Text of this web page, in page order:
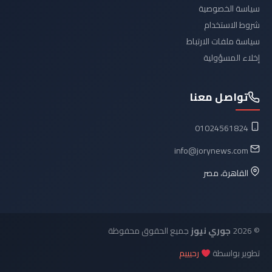
سياسة الخصوصية
شروط الاستخدام
سياسة ملفات الارتباط
إخلاء المسؤولية
تواصل معنا
01024561824
info@jorynews.com
القاهرة، مصر
© 2026 جوري نيوزجميع الحقوق محفوظة
تطوير بواسطة
رحيييم